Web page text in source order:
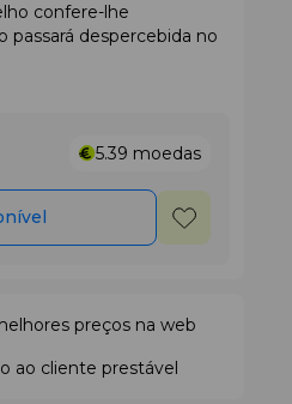
confere-lhe
despercebida no
5.39 moedas
preços na web
ao cliente prestável